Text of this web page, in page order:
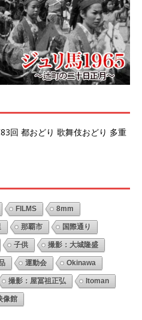
83回 都おどり 歌舞伎おどり 多重
FILMS 8mm
那覇市 国際通り
子供 撮影：大城隆盛
運動会 Okinawa
撮影：屋冨祖正弘 Itoman
像館